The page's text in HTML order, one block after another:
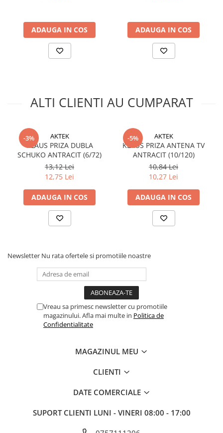
ADAUGA IN COS ADAUGA IN COS
ALTI CLIENTI AU CUMPARAT
-3% AKTEK
KLAUS PRIZA DUBLA
SCHUKO ANTRACIT (6/72)
13,12 Lei
12,75 Lei
ADAUGA IN COS
-5% AKTEK
KLAUS PRIZA ANTENA TV
ANTRACIT (10/120)
10,84 Lei
10,27 Lei
ADAUGA IN COS
Newsletter Nu rata ofertele si promotiile noastre
Vreau sa primesc newsletter cu promotiile
magazinului. Afla mai multe in Politica de
Confidentialitate
MAGAZINUL MEU
CLIENTI
DATE COMERCIALE
SUPORT CLIENTI LUNI - VINERI 08:00 - 17:00